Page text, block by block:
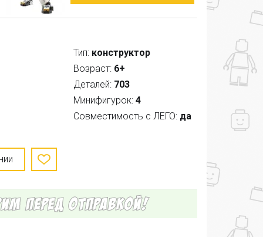
Тип: конструктор
Возраст: 6+
Деталей: 703
Минифигурок: 4
Совместимость с ЛЕГО: да